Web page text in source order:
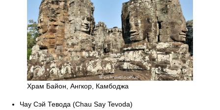
Храм Байон, Ангкор, Камбоджа
Чау Сэй Тевода (Chau Say Tevoda)